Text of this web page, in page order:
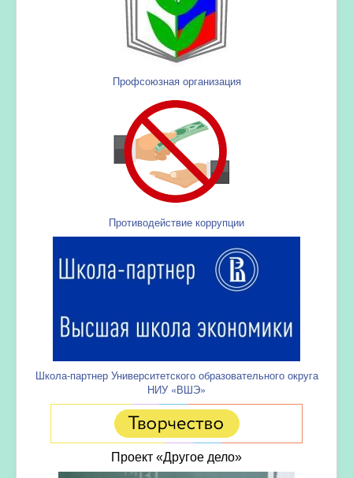
Профсоюзная организация
Противодействие коррупции
Школа-партнер Университетского образовательного округа
НИУ «ВШЭ»
Проект «Другое дело»